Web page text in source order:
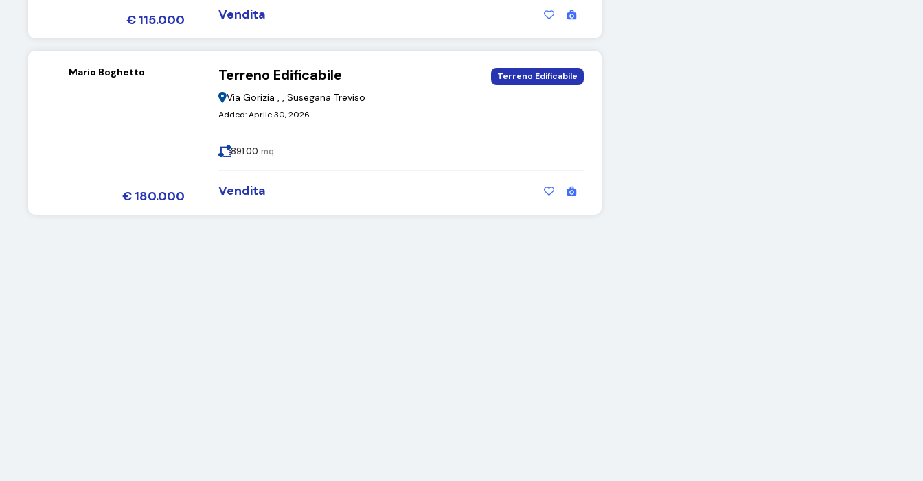
€ 115.000 Vendita
Mario Boghetto
€ 180.000
Terreno Edificabile
Via Gorizia , , Susegana Treviso
Added:Aprile 30, 2026
Terreno Edificabile
891.00 mq
Vendita